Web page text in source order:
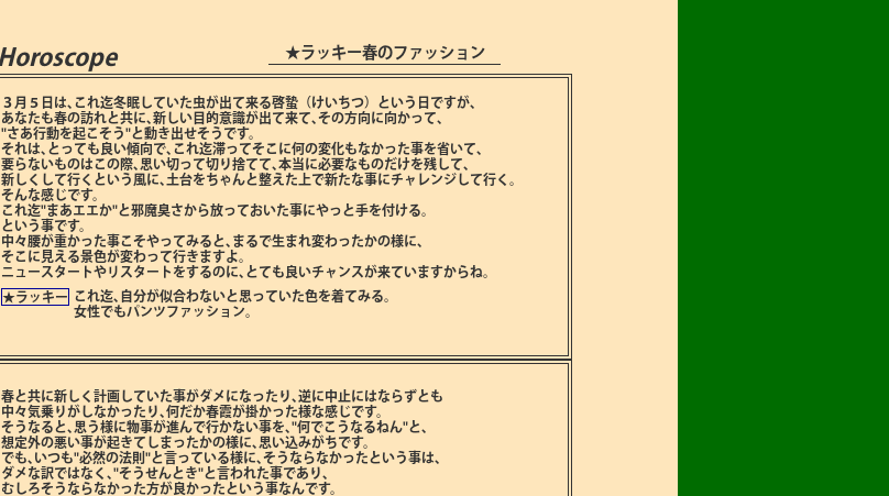
★ラッキー春のファッション
３月５日は､これ迄冬眠していた虫が出て来る啓蟄（けいちつ）という日ですが､
あなたも春の訪れと共に､新しい目的意識が出て来て､その方向に向かって､
"さあ行動を起こそう"と動き出せそうです。
それは､とっても良い傾向で､これ迄滞ってそこに何の変化もなかった事を省いて､
要らないものはこの際､思い切って切り捨てて､本当に必要なものだけを残して､
新しくして行くという風に､土台をちゃんと整えた上で新たな事にチャレンジして行く。
そんな感じです。
これ迄"まあエエか"と邪魔臭さから放っておいた事にやっと手を付ける。
という事です。
中々腰が重かった事こそやってみると､まるで生まれ変わったかの様に､
そこに見える景色が変わって行きますよ。
ニュースタートやリスタートをするのに､とても良いチャンスが来ていますからね。
★ラッキー これ迄､自分が似合わないと思っていた色を着てみる。
女性でもパンツファッション。
春と共に新しく計画していた事がダメになったり､逆に中止にはならずとも
中々気乗りがしなかったり､何だか春霞が掛かった様な感じです。
そうなると､思う様に物事が進んで行かない事を､"何でこうなるねん"と､
想定外の悪い事が起きてしまったかの様に､思い込みがちです。
でも､いつも"必然の法則"と言っている様に､そうならなかったという事は､
ダメな訳ではなく､"そうせんとき"と言われた事であり､
むしろそうならなかった方が良かったという事なんです。